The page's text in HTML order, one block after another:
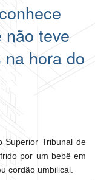
não teve
hora do
Superior Tribunal de
por um bebê em
cordão umbilical.